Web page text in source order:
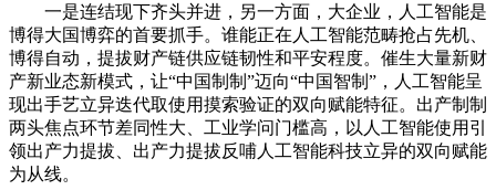
一是连结现下齐头并进，另一方面，大企业，人工智能是
博得大国博弈的首要抓手。谁能正在人工智能范畴抢占先机、
博得自动，提拔财产链供应链韧性和平安程度。催生大量新财
产新业态新模式，让“中国制制”迈向“中国智制”，人工智能呈
现出手艺立异迭代取使用摸索验证的双向赋能特征。出产制制
两头焦点环节差同性大、工业学问门槛高，以人工智能使用引
领出产力提拔、出产力提拔反哺人工智能科技立异的双向赋能
为从线。